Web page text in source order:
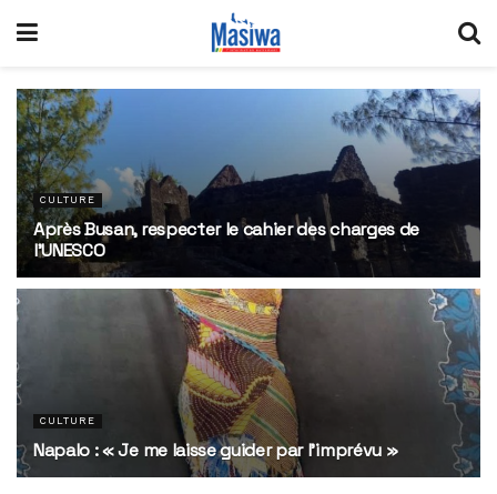
CULTURE
Après Busan, respecter le cahier des charges de
l’UNESCO
3 AOÛT 2026
CULTURE
Napalo : « Je me laisse guider par l’imprévu »